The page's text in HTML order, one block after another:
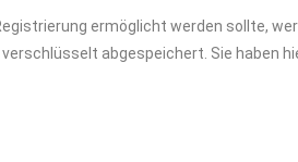
ermöglicht werden sollte,
abgespeichert. Sie haben